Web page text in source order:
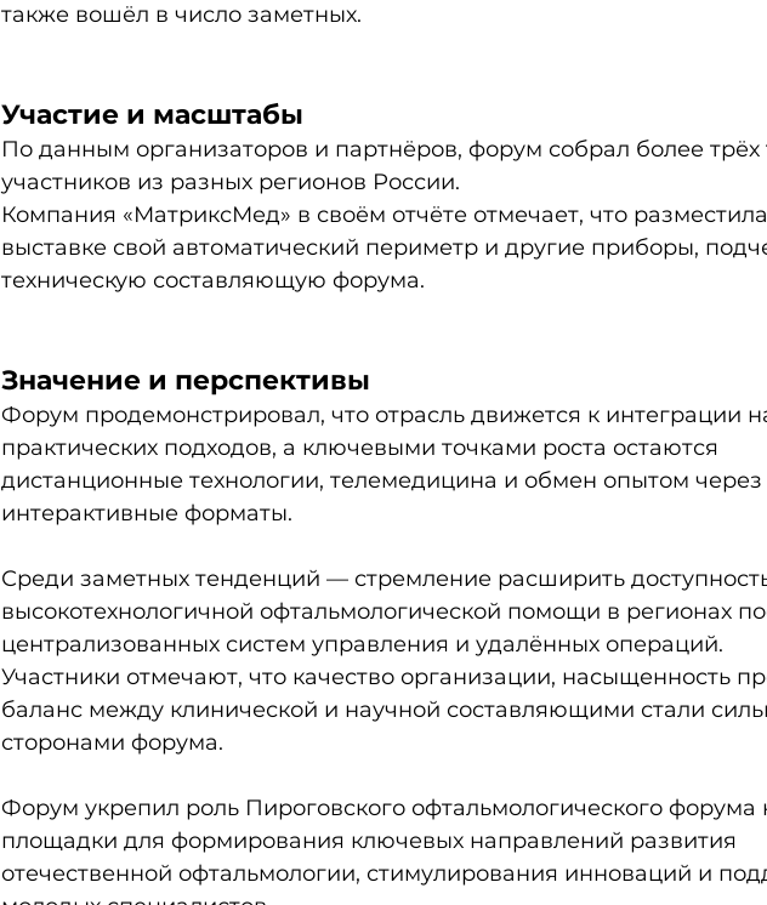
также вошёл в число заметных.
Участие и масштабы
По данным организаторов и партнёров, форум собрал более трёх
участников из разных регионов России.
Компания «МатриксМед» в своём отчёте отмечает, что
выставке свой автоматический периметр и другие приборы,
техническую составляющую форума.
Значение и перспективы
Форум продемонстрировал, что отрасль движется к интеграции
практических подходов, а ключевыми точками роста остаются
дистанционные технологии, телемедицина и обмен опытом через
интерактивные форматы.
Среди заметных тенденций — стремление расширить
высокотехнологичной офтальмологической помощи в регионах
централизованных систем управления и удалённых операций.
Участники отмечают, что качество организации, насыщенность
баланс между клинической и научной составляющими стали
сторонами форума.
Форум укрепил роль Пироговского офтальмологического форума
площадки для формирования ключевых направлений развития
отечественной офтальмологии, стимулирования инноваций и